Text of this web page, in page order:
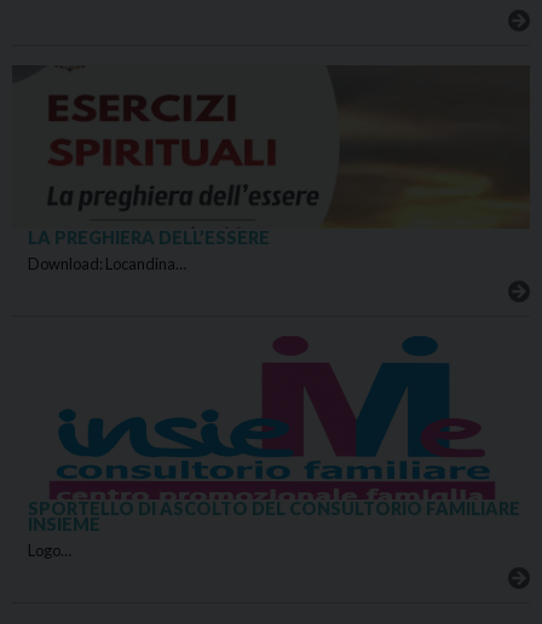
LA PREGHIERA DELL’ESSERE
Download: Locandina…
SPORTELLO DI ASCOLTO DEL CONSULTORIO FAMILIARE
INSIEME
Logo…